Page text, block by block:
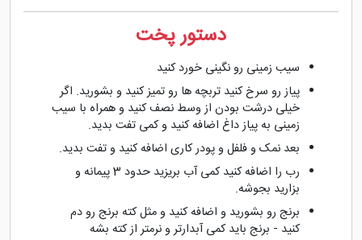
دستور پخت
سیب زمینی رو نگینی خورد کنید
پیاز رو سرخ کنید تربچه ها رو تمیز کنید و بشورید. اگر
خیلی درشت بودن از وسط نصف کنید و همراه با سیب
زمینی به پیاز داغ اضافه کنید و کمی تفت بدید.
بعد نمک و فلفل و پودر کاری اضافه کنید و تفت بدید.
رب را اضافه کنید کمی آب بریزید حدود 3 پیمانه و
بزارید بجوشه.
برنج رو بشورید و اضافه کنید و مثل کته برنج رو دم
کنید - برنج باید کمی آبدارتر و نرمتر از کته بشه